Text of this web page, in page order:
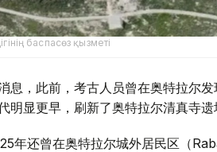
баспасөз қызметі
息，此前，考古人员曾在奥特拉尔
明显更早，刷新了奥特拉尔清真寺遗
年还曾在奥特拉尔城外居民区（